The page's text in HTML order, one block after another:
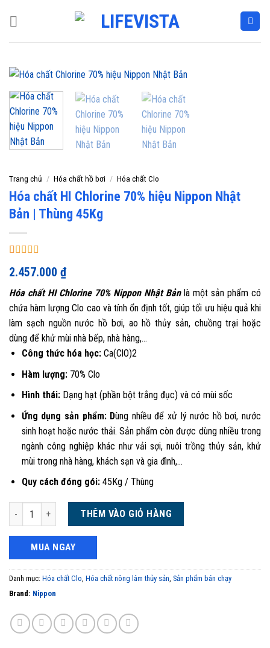
Trang chủ / Hóa chất hồ bơi / Hóa chất Clo
Hóa chất HI Chlorine 70% hiệu Nippon Nhật
Bản | Thùng 45Kg
dựa trên
2.457.000 ₫
Hóa chất HI Chlorine 70% Nippon Nhật Bảnlà một sản phẩm có
chứa hàm lượng Clo cao và tính ổn định tốt, giúp tối ưu hiệu quả khi
làm sạch nguồn nước hồ bơi, ao hồ thủy sản, chuồng trại hoặc
dùng để khử mùi nhà bếp, nhà hàng,…
Công thức hóa học:Ca(ClO)2
Hàm lượng: 70% Clo
Hình thái: Dạng hạt (phần bột trắng đục) và có mùi sốc
Ứng dụng sản phẩm: Dùng nhiều để xử lý nước hồ bơi, nước
sinh hoạt hoặc nước thải. Sản phẩm còn được dùng nhiều trong
ngành công nghiệp khác như vải sợi, nuôi trồng thủy sản, khử
mùi trong nhà hàng, khách sạn và gia đình,…
Quy cách đóng gói: 45Kg / Thùng
Hóa chất HI Chlorine 70% hiệu Nippon Nhật Bản | Thùng 45Kg số lượng
THÊM VÀO GIỎ HÀNG
MUA NGAY
Danh mục: Hóa chất Clo Hóa chất nông lâm thủy sản Sản phẩm bán chạy
Brand: Nippon